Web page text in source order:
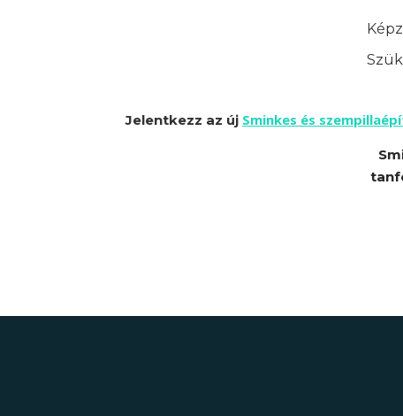
Jelentkezz az új Sminkes és